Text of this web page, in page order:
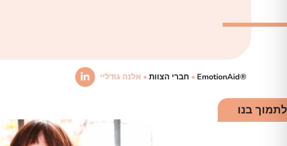
®EmotionAid
• חברי הצוות • אלנה גודליי
בנו